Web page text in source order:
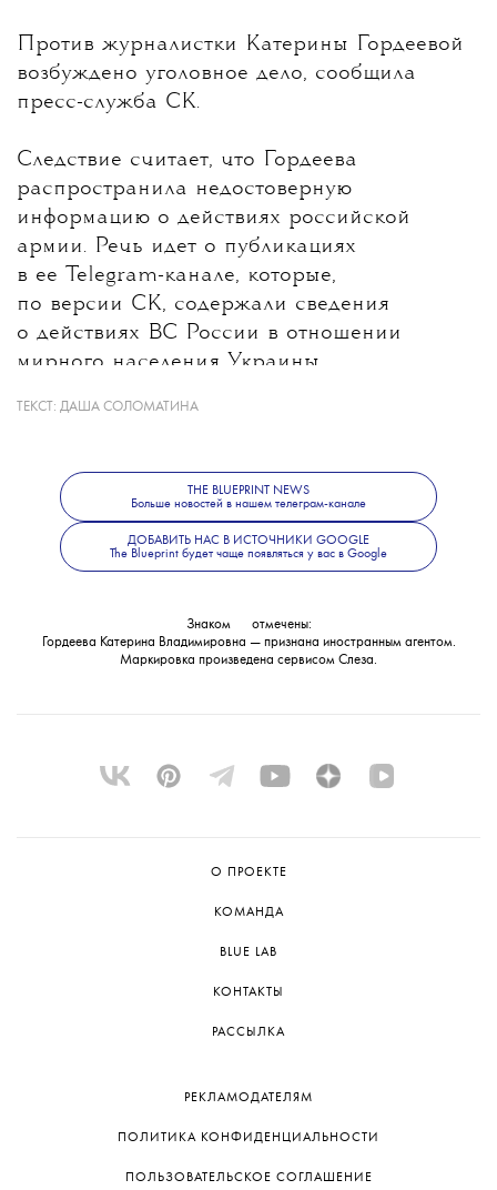
Против журналистки Катерины Гордеевой
возбуждено уголовное дело, сообщила
пресс-служба СК.
Следствие считает, что Гордеева
распространила недостоверную
информацию о действиях российской
армии. Речь идет о публикациях
в ее Telegram-канале, которые,
по версии СК, содержали сведения
о действиях ВС России в отношении
мирного населения Украины.
Какие именно материалы стали
не уточнило. В Следственном комитете
также сообщили, что решается вопрос
об объявлении журналистки
в международный розыск.
ТЕКСТ: ДАША СОЛОМАТИНА
THE BLUEPRINT NEWS
Больше новостей в нашем телеграм-канале
ДОБАВИТЬ НАС В ИСТОЧНИКИ GOOGLE
The Blueprint будет чаще появляться у вас в Google
Знаком
отмечены:
Гордеева Катерина Владимировна — признана иностранным агентом.
Маркировка произведена сервисом Слеза.
О ПРОЕКТЕ
КОМАНДА
BLUE LAB
КОНТАКТЫ
РАССЫЛКА
РЕКЛАМОДАТЕЛЯМ
ПОЛИТИКА КОНФИДЕНЦИАЛЬНОСТИ
ПОЛЬЗОВАТЕЛЬСКОЕ СОГЛАШЕНИЕ